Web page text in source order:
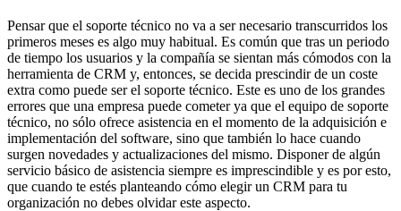
Pensar que el soporte técnico no va a ser necesario transcurridos los
primeros meses es algo muy habitual. Es común que tras un periodo
de tiempo los usuarios y la compañía se sientan más cómodos con la
herramienta de CRM y, entonces, se decida prescindir de un coste
extra como puede ser el soporte técnico. Este es uno de los grandes
errores que una empresa puede cometer ya que el equipo de soporte
técnico, no sólo ofrece asistencia en el momento de la adquisición e
implementación del software, sino que también lo hace cuando
surgen novedades y actualizaciones del mismo. Disponer de algún
servicio básico de asistencia siempre es imprescindible y es por esto,
que cuando te estés planteando cómo elegir un CRM para tu
organización no debes olvidar este aspecto.